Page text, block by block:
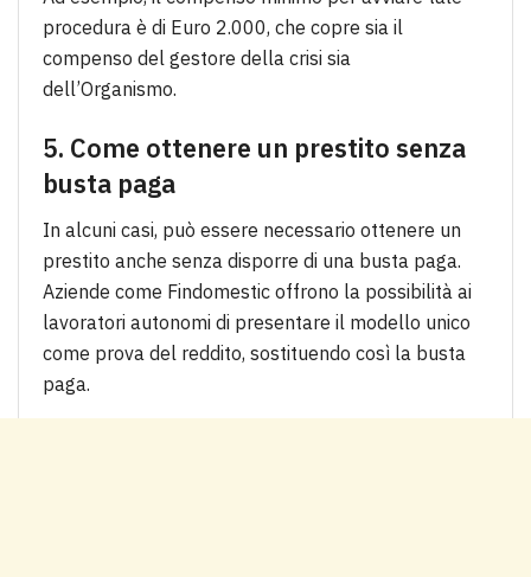
procedura è di Euro 2.000, che copre sia il
compenso del gestore della crisi sia
dell’Organismo.
5. Come ottenere un prestito senza
busta paga
In alcuni casi, può essere necessario ottenere un
prestito anche senza disporre di una busta paga.
Aziende come Findomestic offrono la possibilità ai
lavoratori autonomi di presentare il modello unico
come prova del reddito, sostituendo così la busta
paga.